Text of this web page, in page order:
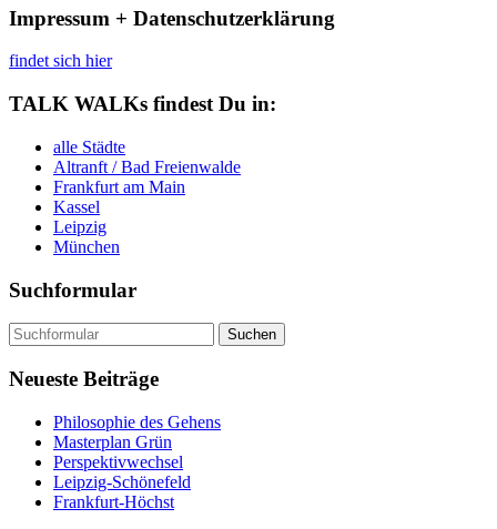
Impressum + Datenschutzerklärung
findet sich hier
TALK WALKs findest Du in:
alle Städte
Altranft / Bad Freienwalde
Frankfurt am Main
Kassel
Leipzig
München
Suchformular
Suchen
nach:
Neueste Beiträge
Philosophie des Gehens
Masterplan Grün
Perspektivwechsel
Leipzig-Schönefeld
Frankfurt-Höchst